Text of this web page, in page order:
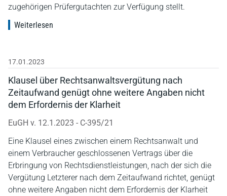
zugehörigen Prüfergutachten zur Verfügung stellt.
Weiterlesen
17.01.2023
Klausel über Rechtsanwaltsvergütung nach
Zeitaufwand genügt ohne weitere Angaben nicht
dem Erfordernis der Klarheit
EuGH v. 12.1.2023 - C-395/21
Eine Klausel eines zwischen einem Rechtsanwalt und
einem Verbraucher geschlossenen Vertrags über die
Erbringung von Rechtsdienstleistungen, nach der sich die
Vergütung Letzterer nach dem Zeitaufwand richtet, genügt
ohne weitere Angaben nicht dem Erfordernis der Klarheit